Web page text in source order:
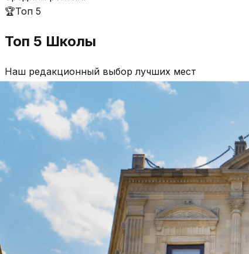
🏆Топ 5
Топ 5 Школы
Наш редакционный выбор лучших мест